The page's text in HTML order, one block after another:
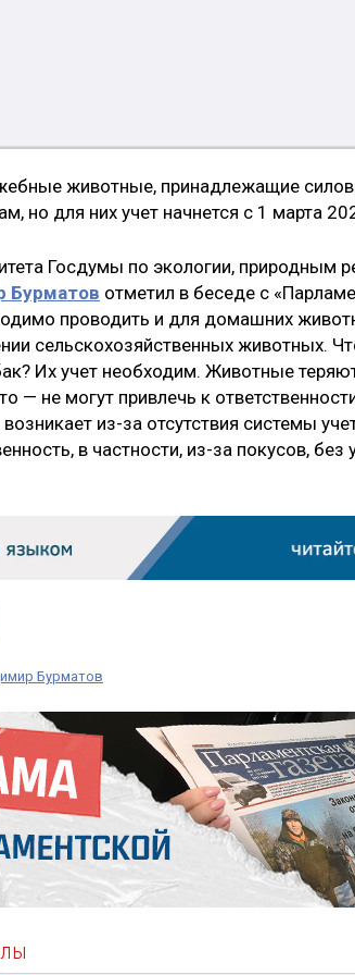
животные, принадлежащие
но для них учет начнется с 1 марта
Госдумы по экологии, природным
Бурматов отметил в беседе с
проводить и для домашних
сельскохозяйственных животных.
Их учет необходим. Животные
— не могут привлечь к
из-за отсутствия системы
в частности, из-за покусов, без
Бурматов